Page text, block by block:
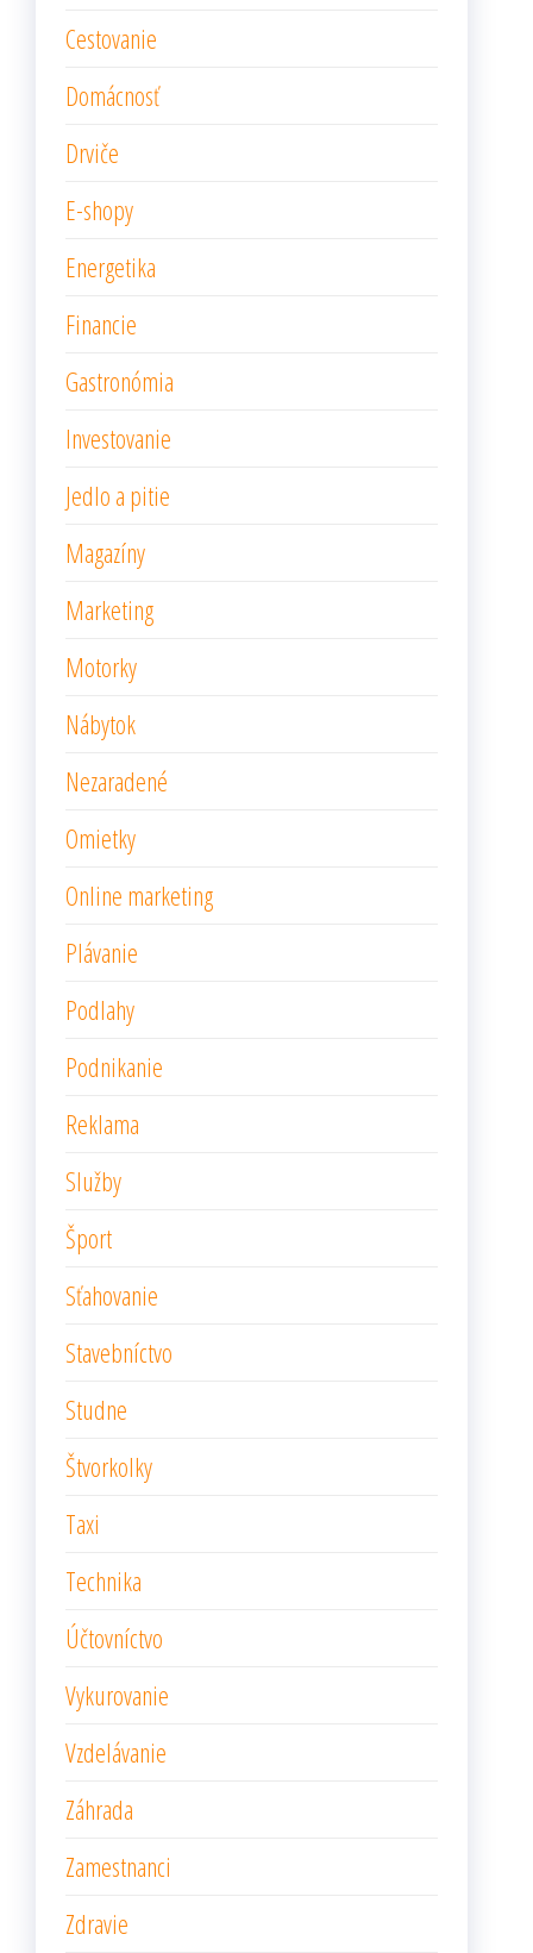
Cestovanie
Domácnosť
Drviče
E-shopy
Energetika
Financie
Gastronómia
Investovanie
Jedlo a pitie
Magazíny
Marketing
Motorky
Nábytok
Nezaradené
Omietky
Online marketing
Plávanie
Podlahy
Podnikanie
Reklama
Služby
Šport
Sťahovanie
Stavebníctvo
Studne
Štvorkolky
Taxi
Technika
Účtovníctvo
Vykurovanie
Vzdelávanie
Záhrada
Zamestnanci
Zdravie